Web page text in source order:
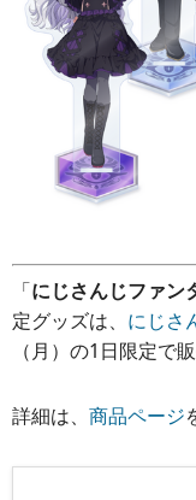
「にじさんじファン
定グッズは、 にじさ
（月）の1日限定で
詳細は、 商品ページ